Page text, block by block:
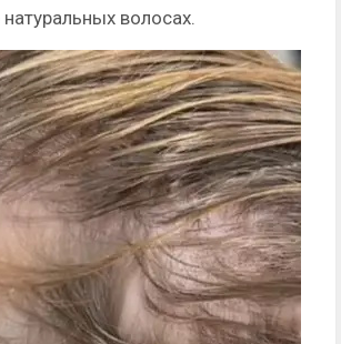
волосах.